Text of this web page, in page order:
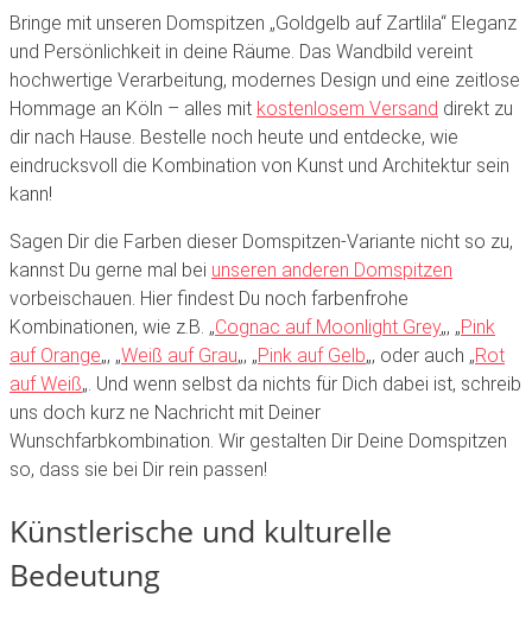
Bringe mit unseren Domspitzen „Goldgelb auf Zartlila“ Eleganz
und Persönlichkeit in deine Räume. Das Wandbild vereint
hochwertige Verarbeitung, modernes Design und eine zeitlose
Hommage an Köln – alles mit kostenlosem Versand direkt zu
dir nach Hause. Bestelle noch heute und entdecke, wie
eindrucksvoll die Kombination von Kunst und Architektur sein
kann!
Sagen Dir die Farben dieser Domspitzen-Variante nicht so zu,
kannst Du gerne mal bei unseren anderen Domspitzen
vorbeischauen. Hier findest Du noch farbenfrohe
Kombinationen, wie z.B. „Cognac auf Moonlight Grey„, „Pink
auf Orange„, „Weiß auf Grau„, „Pink auf Gelb„, oder auch „Rot
auf Weiß„. Und wenn selbst da nichts für Dich dabei ist, schreib
uns doch kurz ne Nachricht mit Deiner
Wunschfarbkombination. Wir gestalten Dir Deine Domspitzen
so, dass sie bei Dir rein passen!
Künstlerische und kulturelle
Bedeutung